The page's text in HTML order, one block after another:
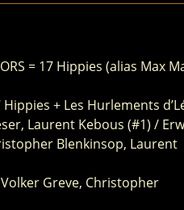
= 17 Hippies (alias Max
Hippies + Les Hurlements
Laurent Kebous (#1) /
Blenkinsop, Laurent
Greve, Christopher